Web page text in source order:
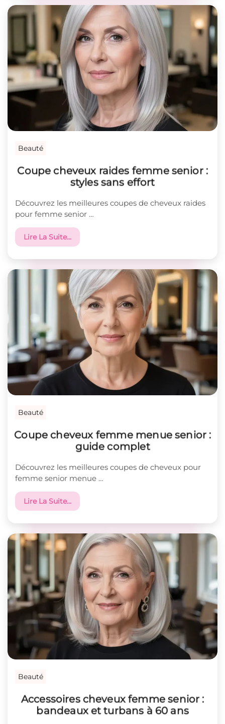
Beauté
Coupe cheveux raides femme senior :
styles sans effort
Découvrez les meilleures coupes de cheveux raides
pour femme senior …
Lire La Suite…
Beauté
Coupe cheveux femme menue senior :
guide complet
Découvrez les meilleures coupes de cheveux pour
femme senior menue …
Lire La Suite…
Beauté
Accessoires cheveux femme senior :
bandeaux et turbans à 60 ans